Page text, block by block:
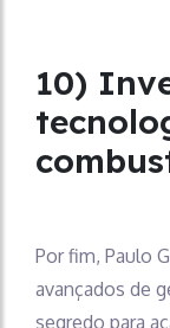
10)
Por fim, Paulo
avançados de
segredo para